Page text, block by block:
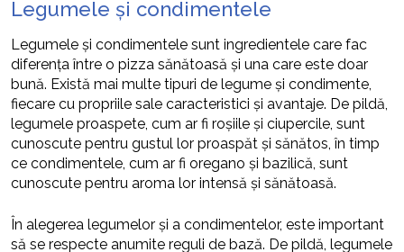
Legumele și condimentele
Legumele și condimentele sunt ingredientele care fac
diferența între o pizza sănătoasă și una care este doar
bună. Există mai multe tipuri de legume și condimente,
fiecare cu propriile sale caracteristici și avantaje. De pildă,
legumele proaspete, cum ar fi roșiile și ciupercile, sunt
cunoscute pentru gustul lor proaspăt și sănătos, în timp
ce condimentele, cum ar fi oregano și bazilică, sunt
cunoscute pentru aroma lor intensă și sănătoasă.
În alegerea legumelor și a condimentelor, este important
să se respecte anumite reguli de bază. De pildă, legumele